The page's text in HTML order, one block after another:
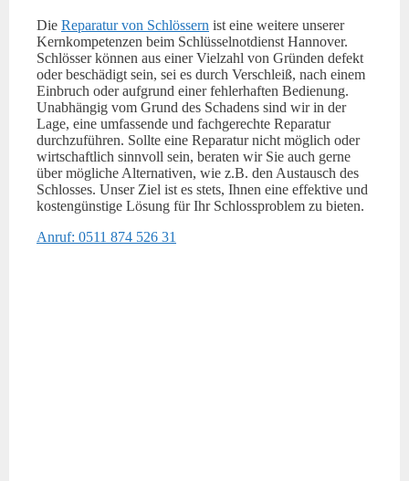
Die Reparatur von Schlössern ist eine weitere unserer
Kernkompetenzen beim Schlüsselnotdienst Hannover.
Schlösser können aus einer Vielzahl von Gründen defekt
oder beschädigt sein, sei es durch Verschleiß, nach einem
Einbruch oder aufgrund einer fehlerhaften Bedienung.
Unabhängig vom Grund des Schadens sind wir in der
Lage, eine umfassende und fachgerechte Reparatur
durchzuführen. Sollte eine Reparatur nicht möglich oder
wirtschaftlich sinnvoll sein, beraten wir Sie auch gerne
über mögliche Alternativen, wie z.B. den Austausch des
Schlosses. Unser Ziel ist es stets, Ihnen eine effektive und
kostengünstige Lösung für Ihr Schlossproblem zu bieten.
Anruf: 0511 874 526 31